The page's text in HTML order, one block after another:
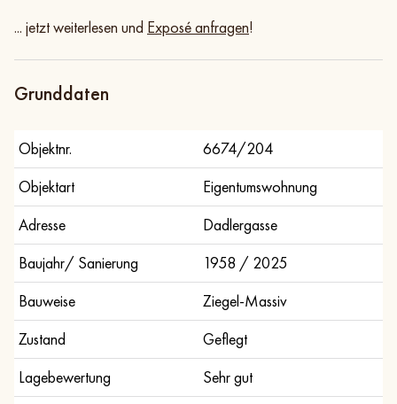
... jetzt weiterlesen und Exposé anfragen!
Grunddaten
Objektnr.
6674/204
Objektart
Eigentumswohnung
Adresse
Dadlergasse
Baujahr/ Sanierung
1958 / 2025
Bauweise
Ziegel-Massiv
Zustand
Geflegt
Lagebewertung
Sehr gut